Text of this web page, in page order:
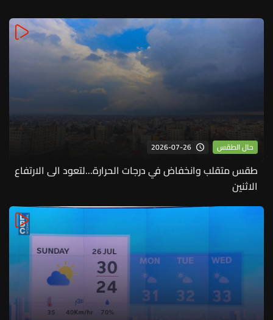
حال الطقس 2026-07-26
طقس متقلب وانخفاض في درجات الحرارة...لتعود الى الارتفاع
الاثنين